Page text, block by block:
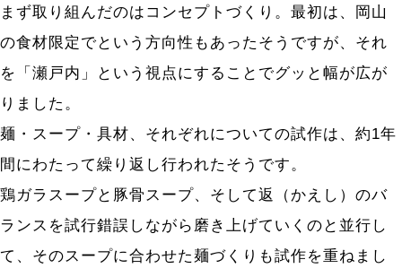
まず取り組んだのはコンセプトづくり。最初は、岡山
の食材限定でという方向性もあったそうですが、それ
を「瀬戸内」という視点にすることでグッと幅が広が
りました。
麺・スープ・具材、それぞれについての試作は、約1年
間にわたって繰り返し行われたそうです。
鶏ガラスープと豚骨スープ、そして返（かえし）のバ
ランスを試行錯誤しながら磨き上げていくのと並行し
て、そのスープに合わせた麺づくりも試作を重ねまし